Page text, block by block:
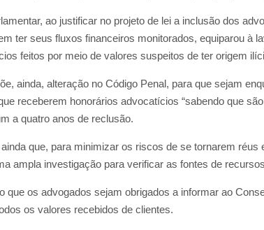
ao justificar no projeto de lei a inclusão dos
ter seus fluxos financeiros monitorados, equiparou à
feitos por meio de valores suspeitos de ter origem
ainda, alteração no Código Penal, para que sejam
receberem honorários advocatícios “sabendo que
a quatro anos de reclusão.
que, para minimizar os riscos de se tornarem
ampla investigação para verificar as fontes de
que os advogados sejam obrigados a informar ao
os valores recebidos de clientes.